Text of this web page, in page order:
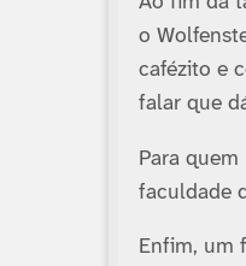
o
cafézito e
falar que
Para
faculdade
Enfim, um